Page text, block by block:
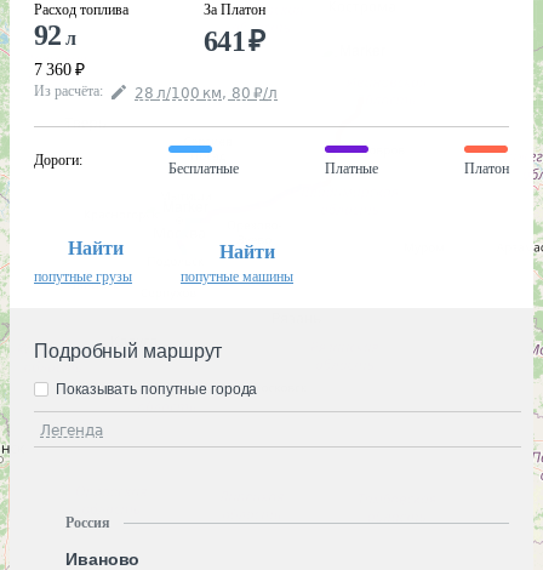
Расход топлива
92 л
7 360 ₽
За Платон
641₽
Из расчёта: 28 л/100 км, 80 ₽/л
Дороги:
Бесплатные Платные Платон
Найти
попутные грузы
Найти
попутные машины
Подробный маршрут
Легенда
Показывать попутные города
Россия
Иваново